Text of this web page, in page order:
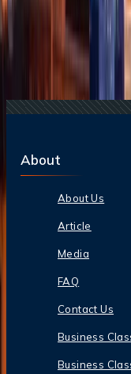
Brasil
17 Jul, 2026
De
About
About Us
Article
Media
FAQ
Contact Us
Business
Business